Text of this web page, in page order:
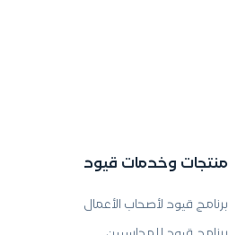
منتجات وخدمات قيود
برنامج قيود لأصحاب الأعمال